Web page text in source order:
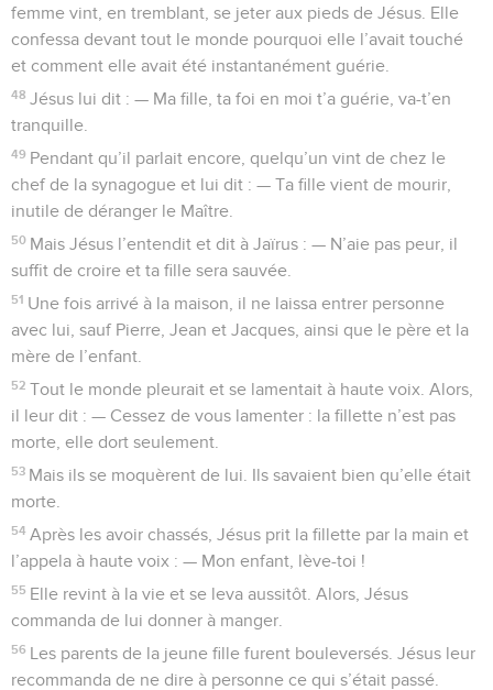
femme vint, en tremblant, se jeter aux pieds de Jésus. Elle
confessa devant tout le monde pourquoi elle l’avait touché
et comment elle avait été instantanément guérie.
48 Jésus lui dit : — Ma fille, ta foi en moi t’a guérie, va-t’en
tranquille.
49 Pendant qu’il parlait encore, quelqu’un vint de chez le
chef de la synagogue et lui dit : — Ta fille vient de mourir,
inutile de déranger le Maître.
50 Mais Jésus l’entendit et dit à Jaïrus : — N’aie pas peur, il
suffit de croire et ta fille sera sauvée.
51 Une fois arrivé à la maison, il ne laissa entrer personne
avec lui, sauf Pierre, Jean et Jacques, ainsi que le père et la
mère de l’enfant.
52 Tout le monde pleurait et se lamentait à haute voix. Alors,
il leur dit : — Cessez de vous lamenter : la fillette n’est pas
morte, elle dort seulement.
53 Mais ils se moquèrent de lui. Ils savaient bien qu’elle était
morte.
54 Après les avoir chassés, Jésus prit la fillette par la main et
l’appela à haute voix : — Mon enfant, lève-toi !
55 Elle revint à la vie et se leva aussitôt. Alors, Jésus
commanda de lui donner à manger.
56 Les parents de la jeune fille furent bouleversés. Jésus leur
recommanda de ne dire à personne ce qui s’était passé.